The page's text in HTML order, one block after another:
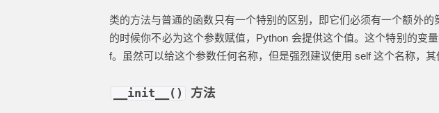
类的方法与普通的函数只有一个特别的区别，即它们必须有一个额外
的时候你不必为这个参数赋值，Python 会提供这个值。这个特别的变
f。虽然可以给这个参数任何名称，但是强烈建议使用 self 这个名称，其
__init__() 方法